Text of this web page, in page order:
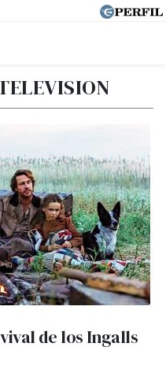
de los Ingalls